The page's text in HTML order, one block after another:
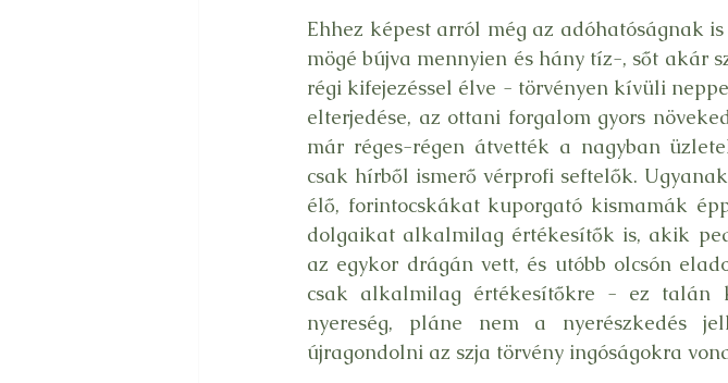
Ehhez képest arról még az adóhatóságnak
mögé bújva mennyien és hány tíz-, sőt akár
régi kifejezéssel élve - törvényen kívüli
elterjedése, az ottani forgalom gyors
már réges-régen átvették a nagyban
csak hírből ismerő vérprofi seftelők.
élő, forintocskákat kuporgató kismamák
dolgaikat alkalmilag értékesítők is, akik
az egykor drágán vett, és utóbb olcsón
csak alkalmilag értékesítőkre - ez talán
nyereség, pláne nem a nyerészkedés
újragondolni az szja törvény ingóságokra